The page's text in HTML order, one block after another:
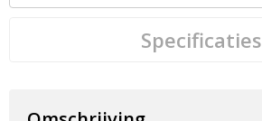
Specificaties